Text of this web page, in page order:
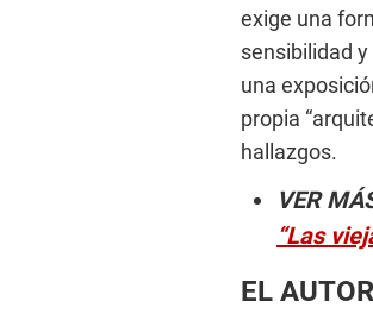
exige una
sensibilidad
una
propia
hallazgos.
VER
“Las
EL AUTOR